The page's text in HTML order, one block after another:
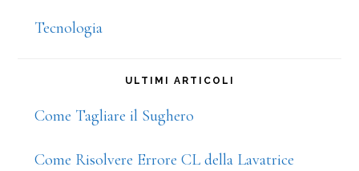
Tecnologia
ULTIMI ARTICOLI
Come Tagliare il Sughero
Come Risolvere Errore CL della Lavatrice